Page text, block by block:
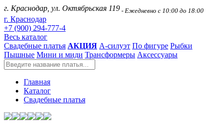
г. Краснодар, ул. Октябрьская 119 - Ежедневно с 10:00 до 18:00
г. Краснодар
+7 (900) 294-777-4
Весь каталог
Свадебные платья АКЦИЯ А-силуэт По фигуре Рыбки
Пышные Мини и миди Трансформеры Аксессуары
Главная
Каталог
Свадебные платья